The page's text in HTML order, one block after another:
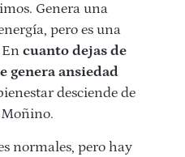
Genera una
pero es una
cuanto dejas de
genera ansiedad
desciende de
normales, pero hay